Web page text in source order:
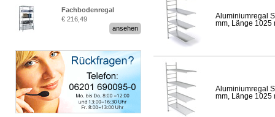
Fachbodenregal
Stecksystem MultiPlus
€ 216,49
ansehen
Aluminiumregal
mm, Länge 1025
Aluminiumregal
mm, Länge 1025